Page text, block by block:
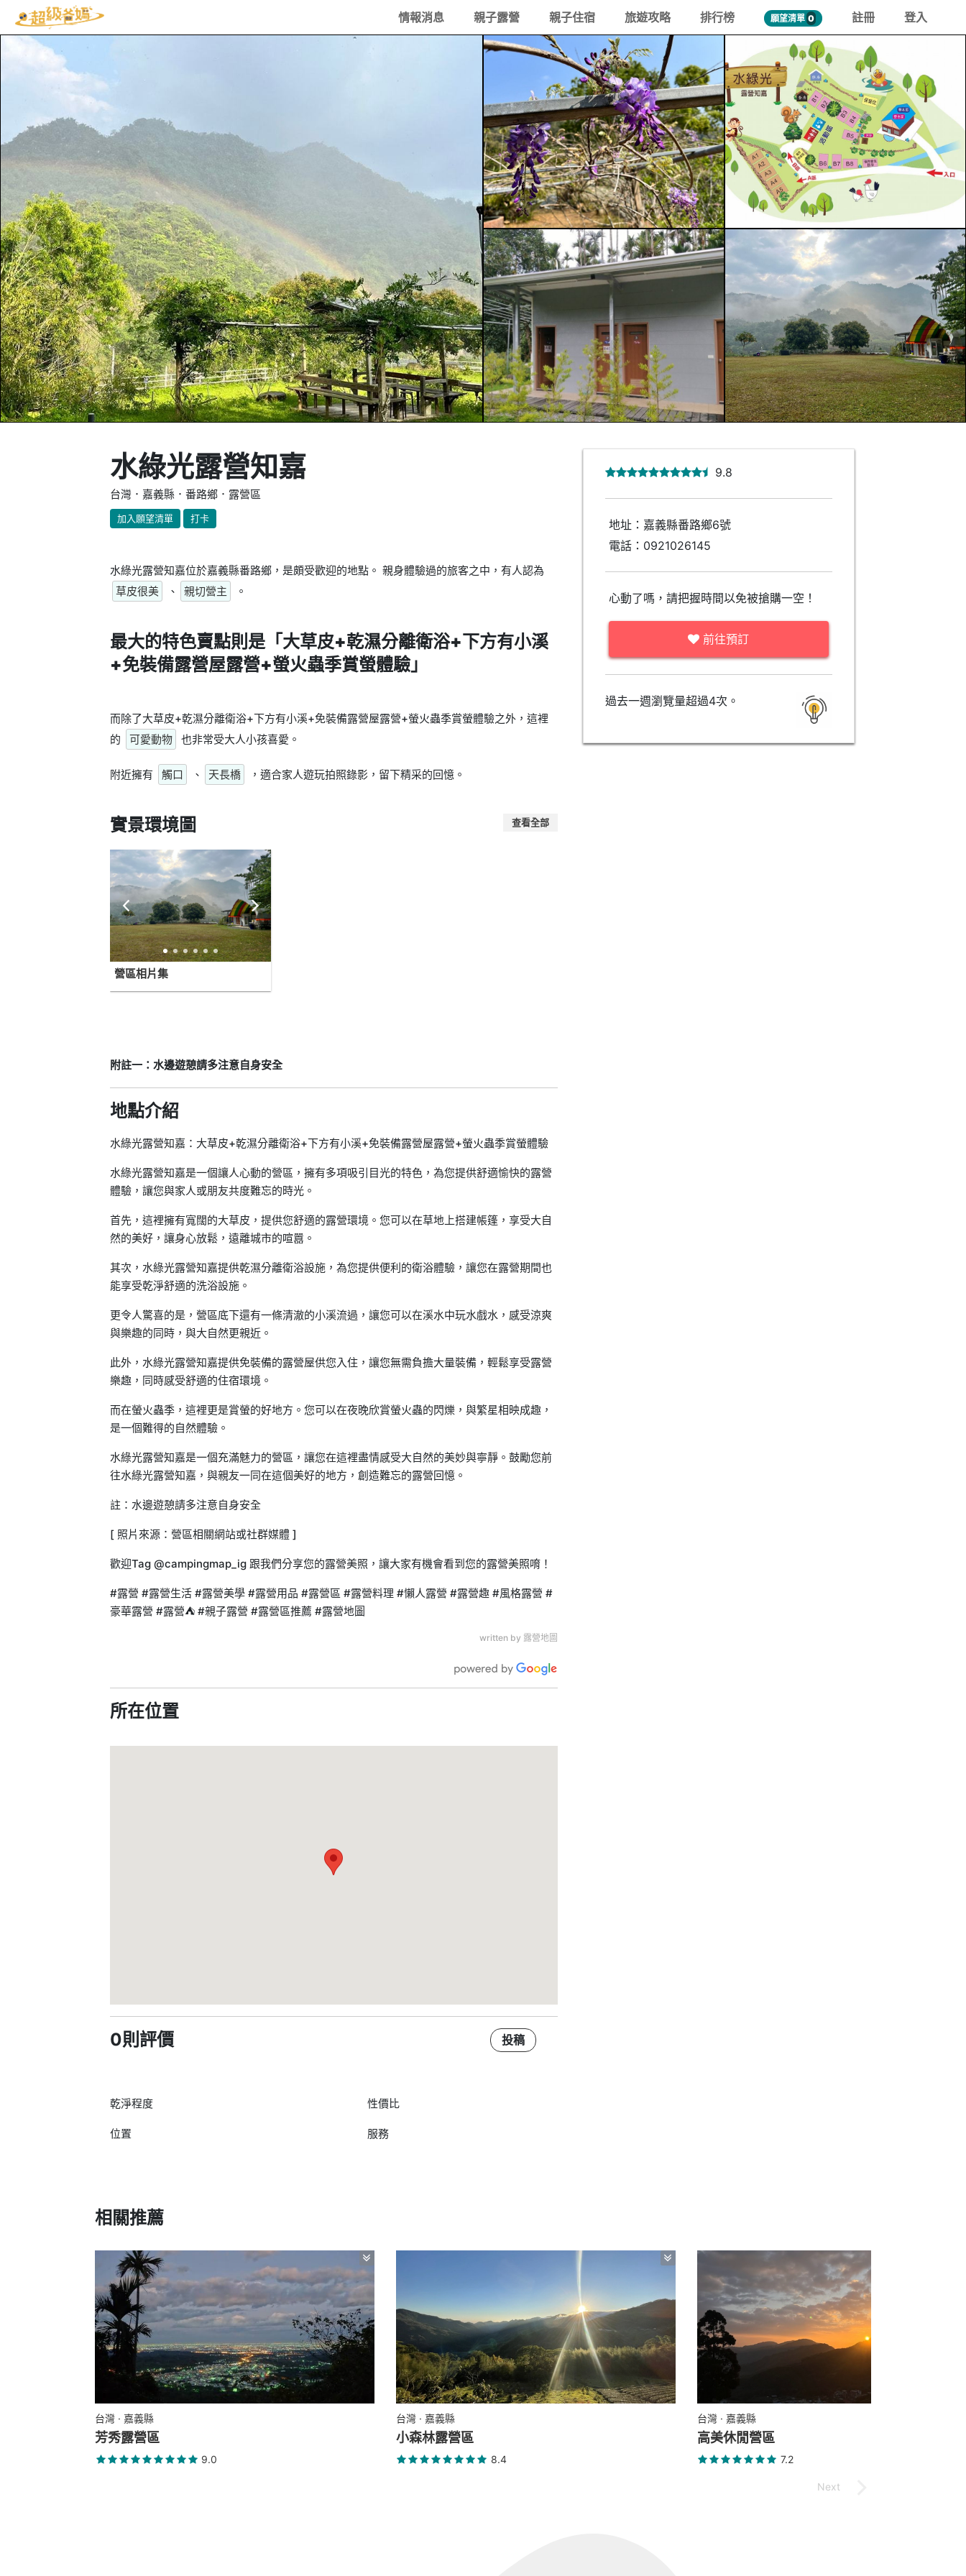
情報消息 親子露營 親子住宿 旅遊攻略 排行榜 願望清單 0 註冊 登入
水綠光露營知嘉
台灣．嘉義縣．番路鄉．露營區
加入願望清單 打卡
水綠光露營知嘉位於嘉義縣番路鄉，是頗受歡迎的地點。 親身體驗過的旅客之中，有人認為
草皮很美
、 親切營主 。
最大的特色賣點則是「大草皮+乾濕分離衛浴+下方有小溪
+免裝備露營屋露營+螢火蟲季賞螢體驗」
而除了大草皮+乾濕分離衛浴+下方有小溪+免裝備露營屋露營+螢火蟲季賞螢體驗之外，這裡
的
可愛動物 也非常受大人小孩喜愛。
附近擁有 觸口 、 天長橋 ，適合家人遊玩拍照錄影，留下精采的回憶。
實景環境圖 查看全部
營區相片集
附註一：水邊遊憩請多注意自身安全
地點介紹
水綠光露營知嘉：大草皮+乾濕分離衛浴+下方有小溪+免裝備露營屋露營+螢火蟲季賞螢體驗
水綠光露營知嘉是一個讓人心動的營區，擁有多項吸引目光的特色，為您提供舒適愉快的露營
體驗，讓您與家人或朋友共度難忘的時光。
首先，這裡擁有寬闊的大草皮，提供您舒適的露營環境。您可以在草地上搭建帳篷，享受大自
然的美好，讓身心放鬆，遠離城市的喧囂。
其次，水綠光露營知嘉提供乾濕分離衛浴設施，為您提供便利的衛浴體驗，讓您在露營期間也
能享受乾淨舒適的洗浴設施。
更令人驚喜的是，營區底下還有一條清澈的小溪流過，讓您可以在溪水中玩水戲水，感受涼爽
與樂趣的同時，與大自然更親近。
此外，水綠光露營知嘉提供免裝備的露營屋供您入住，讓您無需負擔大量裝備，輕鬆享受露營
樂趣，同時感受舒適的住宿環境。
而在螢火蟲季，這裡更是賞螢的好地方。您可以在夜晚欣賞螢火蟲的閃爍，與繁星相映成趣，
是一個難得的自然體驗。
水綠光露營知嘉是一個充滿魅力的營區，讓您在這裡盡情感受大自然的美妙與寧靜。鼓勵您前
往水綠光露營知嘉，與親友一同在這個美好的地方，創造難忘的露營回憶。
註：水邊遊憩請多注意自身安全
[ 照片來源：營區相關網站或社群媒體 ]
歡迎Tag @campingmap_ig 跟我們分享您的露營美照，讓大家有機會看到您的露營美照唷！
#露營 #露營生活 #露營美學 #露營用品 #露營區 #露營料理 #懶人露營 #露營趣 #風格露營 #
豪華露營 #露營⛺️ #親子露營 #露營區推薦 #露營地圖
written by 露營地圖
所在位置
0則評價 投稿
乾淨程度
位置
性價比
服務
9.8
地址：嘉義縣番路鄉6號
電話： 0921026145
心動了嗎，請把握時間以免被搶購一空！
前往預訂
過去一週瀏覽量超過4次。
相關推薦
台灣 · 嘉義縣
芳秀露營區
9.0
台灣 · 嘉義縣
小森林露營區
8.4
台灣 · 嘉義縣
高美休閒營區
7.2